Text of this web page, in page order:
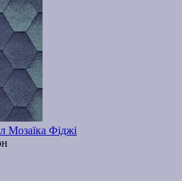
Мозаїка Фіджі